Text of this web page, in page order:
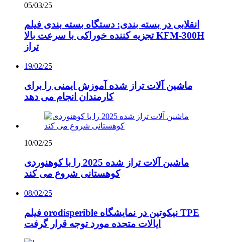
05/03/25
انقلابی در بسته بندی: دستگاه بسته بندی فیلم
تجزیه کننده خوراکی با سرعت بالا KFM-300H
تراز
19/02/25
ماشین آلات تراز شده آموزش ایمنی را برای
کارمندان انجام می دهد
10/02/25
ماشین آلات تراز شده 2025 را با کوهنوردی
کوهستانی شروع می کند
08/02/25
فیلم orodisperible نیکوتین در نمایشگاه TPE
ایالات متحده مورد توجه قرار گرفت